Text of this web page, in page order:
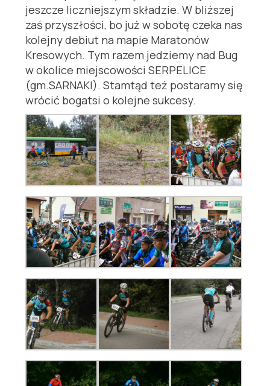
jeszcze liczniejszym składzie. W bliższej
zaś przyszłości, bo już w sobotę czeka nas
kolejny debiut na mapie Maratonów
Kresowych. Tym razem jedziemy nad Bug
w okolice miejscowości SERPELICE
(gm.SARNAKI). Stamtąd też postaramy się
wrócić bogatsi o kolejne sukcesy.